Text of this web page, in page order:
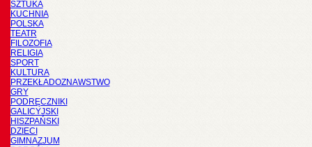
SZTUKA
KUCHNIA
POLSKA
TEATR
FILOZOFIA
RELIGIA
SPORT
KULTURA
PRZEKŁADOZNAWSTWO
GRY
PODRĘCZNIKI
GALICYJSKI
HISZPAŃSKI
DZIECI
GIMNAZJUM